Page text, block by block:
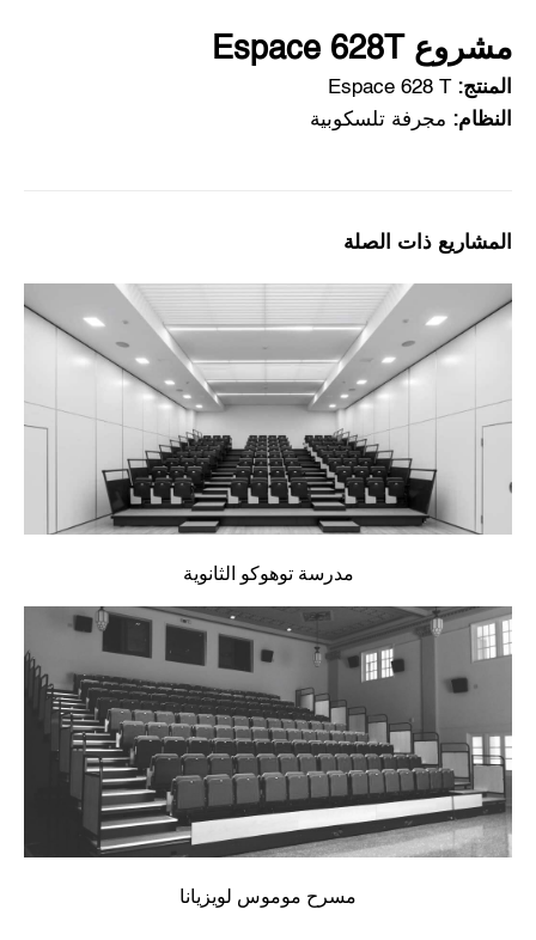
مشروع Espace 628T
المنتج:
النظام: مجرفة تلسكوبية
المشاريع ذات الصلة
مدرسة توهوكو الثانوية
مسرح موموس لويزيانا